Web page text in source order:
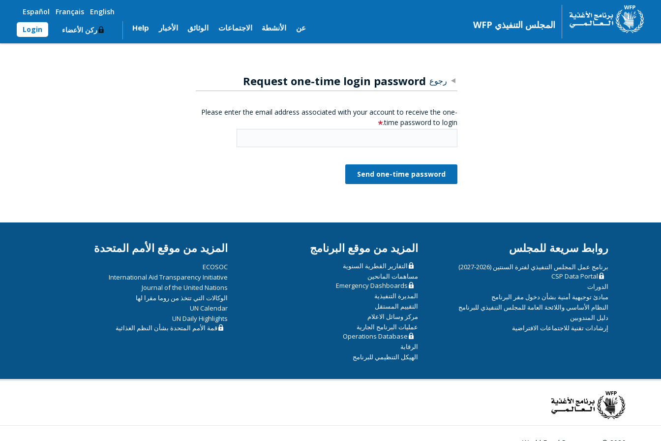
المجلس التنفيذي WFP
English
Français
Español
عن الأنشطة الاجتماعات الوثائق الأخبار Help ركن الأعضاء Login
رجوع Request one-time login password
Please enter the email address associated with your account to receive the one-
time password to login.
روابط سريعة للمجلس
برنامج عمل المجلس التنفيذي لفترة السنتين (2026-2027)
CSP Data Portal
الدورات
مبادئ توجيهية أمنية بشأن دخول مقر البرنامج
النظام الأساسي واللائحة العامة للمجلس التنفيذي للبرنامج
دليل المندوبين
إرشادات تقنية للاجتماعات الافتراضية
المزيد من موقع البرنامج
التقارير القطرية السنوية
مساهمات المانحين
Emergency Dashboards
المديرة التنفيذية
التقييم المستقل
مركز وسائل الاعلام
عمليات البرنامج الجارية
Operations Database
الرقابة
الهيكل التنظيمي للبرنامج
المزيد من موقع الأمم المتحدة
ECOSOC
International Aid Transparency Initiative
Journal of the United Nations
الوكالات التي تتخذ من روما مقرا لها
UN Calendar
UN Daily Highlights
قمة الأمم المتحدة بشأن النظم الغذائية